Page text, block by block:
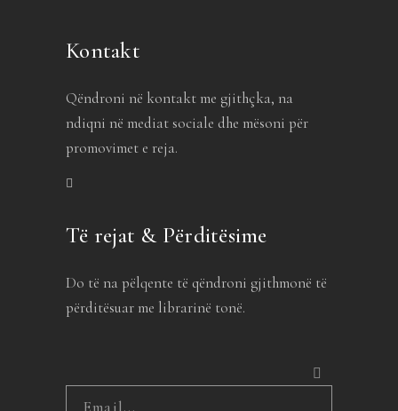
Kontakt
Qëndroni në kontakt me gjithçka, na
ndiqni në mediat sociale dhe mësoni për
promovimet e reja.
Të rejat & Përditësime
Do të na pëlqente të qëndroni gjithmonë të
përditësuar me librarinë tonë.